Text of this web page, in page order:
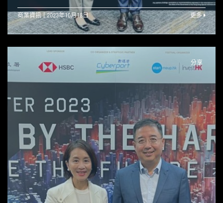
商業資訊 2023年10月18日 更多
分享